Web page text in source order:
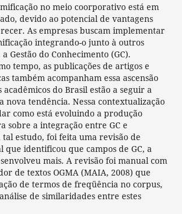
no meio coorporativo está em
devido ao potencial de vantagens
As empresas buscam implementar
integrando-o junto à outros
Gestão do Conhecimento (GC).
tempo, as publicações de artigos e
também acompanham essa ascensão
acadêmicos do Brasil estão a seguir a
nova tendência. Nessa contextualização
como está evoluindo a produção
sobre a integração entre GC e
tal estudo, foi feita uma revisão de
identificou que campos de GC, a
mais. A revisão foi manual com
de textos OGMA (MAIA, 2008) que
de termos de freqüência no corpus,
de similaridades entre estes